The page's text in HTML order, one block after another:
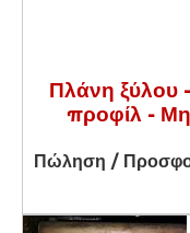
Πλάνη ξύλου
προφίλ -
Πώληση /